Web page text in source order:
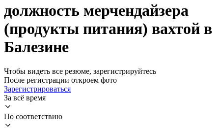
должность мерчендайзера
(продукты питания) вахтой в
Балезине
Чтобы видеть все резюме, зарегистрируйтесь
После регистрации откроем фото
Зарегистрироваться
За всё время
По соответствию